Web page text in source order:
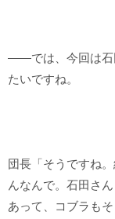
――では、今回は石
たいですね。
団長「そうですね
んなんで。石田さ
あって、コブラも